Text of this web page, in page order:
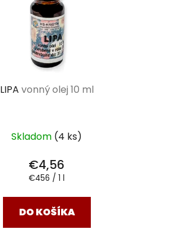
LIPA vonný olej 10 ml
Skladom (4 ks)
€4,56
Jednotková
€456 / 1 l
DO KOŠÍKA